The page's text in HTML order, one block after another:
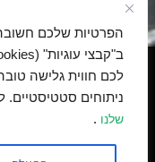
הפרטיות שלכם
לכם חווית גלישה
ניתוחים סטטיסטיים.
שלנו .
נבנה בתרומה